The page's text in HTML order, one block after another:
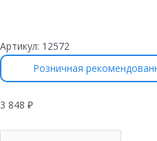
Артикул: 12572
Розничная
3 848 ₽